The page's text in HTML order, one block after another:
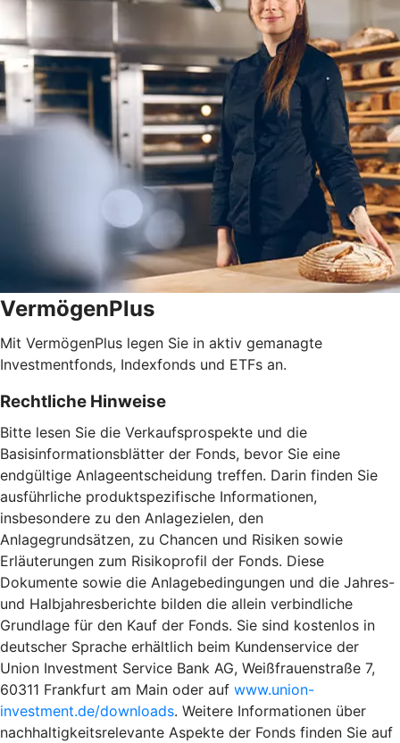
VermögenPlus
Mit VermögenPlus legen Sie in aktiv gemanagte
Investmentfonds, Indexfonds und ETFs an.
Rechtliche Hinweise
Bitte lesen Sie die Verkaufsprospekte und die
Basisinformationsblätter der Fonds, bevor Sie eine
endgültige Anlageentscheidung treffen. Darin finden Sie
ausführliche produktspezifische Informationen,
insbesondere zu den Anlagezielen, den
Anlagegrundsätzen, zu Chancen und Risiken sowie
Erläuterungen zum Risikoprofil der Fonds. Diese
Dokumente sowie die Anlagebedingungen und die Jahres-
und Halbjahresberichte bilden die allein verbindliche
Grundlage für den Kauf der Fonds. Sie sind kostenlos in
deutscher Sprache erhältlich beim Kundenservice der
Union Investment Service Bank AG, Weißfrauenstraße 7,
60311 Frankfurt am Main oder auf www.union-
investment.de/downloads. Weitere Informationen über
nachhaltigkeitsrelevante Aspekte der Fonds finden Sie auf